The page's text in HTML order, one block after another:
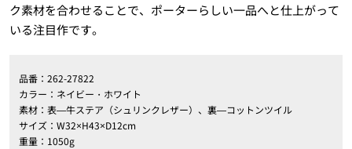
ク素材を合わせることで、ポーターらしい一品へと仕上がって
いる注目作です。
品番：262-27822
カラー：ネイビー・ホワイト
素材：表―牛ステア（シュリンクレザー）、裏―コットンツイル
サイズ：W32×H43×D12cm
重量：1050g